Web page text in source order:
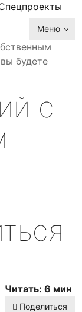
Меню
будете
с
Читать: 6 мин
Поделиться